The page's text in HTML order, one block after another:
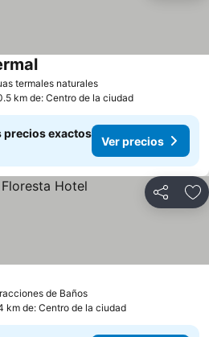
termales naturales
km de: Centro de la ciudad
precios exactos
Ver precios
Compartir
de Baños
km de: Centro de la ciudad